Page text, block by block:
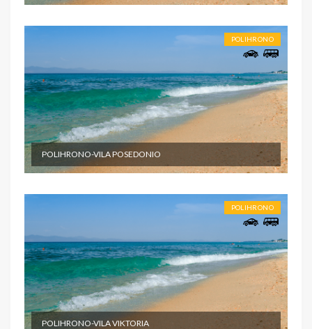
POLIHRONO
POLIHRONO-VILA POSEDONIO
POLIHRONO
POLIHRONO-VILA VIKTORIA